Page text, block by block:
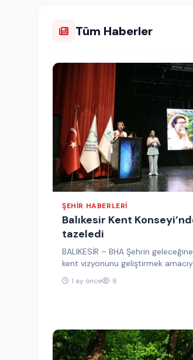
Tüm Haberler
ŞEHIR HABERLERI
Balıkesir Kent
tazeledi
BALIKESİR – BHA Şehrin
kent vizyonunu geliştirmek
hayata geçiren Balıkesir Kent…
1 ay önce 8